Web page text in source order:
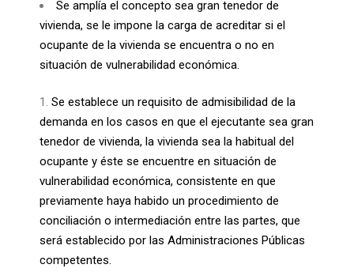
Se amplía el concepto sea gran tenedor de
vivienda, se le impone la carga de acreditar si el
ocupante de la vivienda se encuentra o no en
situación de vulnerabilidad económica.
Se establece un requisito de admisibilidad de la
demanda en los casos en que el ejecutante sea gran
tenedor de vivienda, la vivienda sea la habitual del
ocupante y éste se encuentre en situación de
vulnerabilidad económica, consistente en que
previamente haya habido un procedimiento de
conciliación o intermediación entre las partes, que
será establecido por las Administraciones Públicas
competentes.